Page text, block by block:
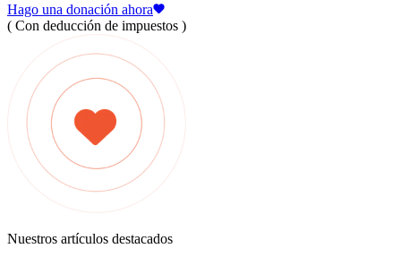
Hago una donación ahora
( Con deducción de impuestos )
Nuestros artículos destacados